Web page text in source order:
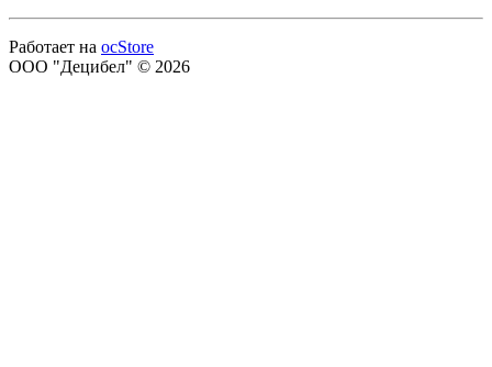
Работает на ocStore
ООО "Децибел" © 2026